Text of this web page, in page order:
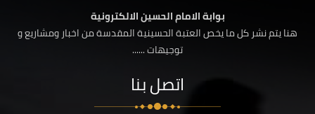
بوابة الامام الحسين الالكترونية
هنا يتم نشر كل ما يخص العتبة الحسينية المقدسة من اخبار ومشاريع و
توجيهات ......
اتصل بنا